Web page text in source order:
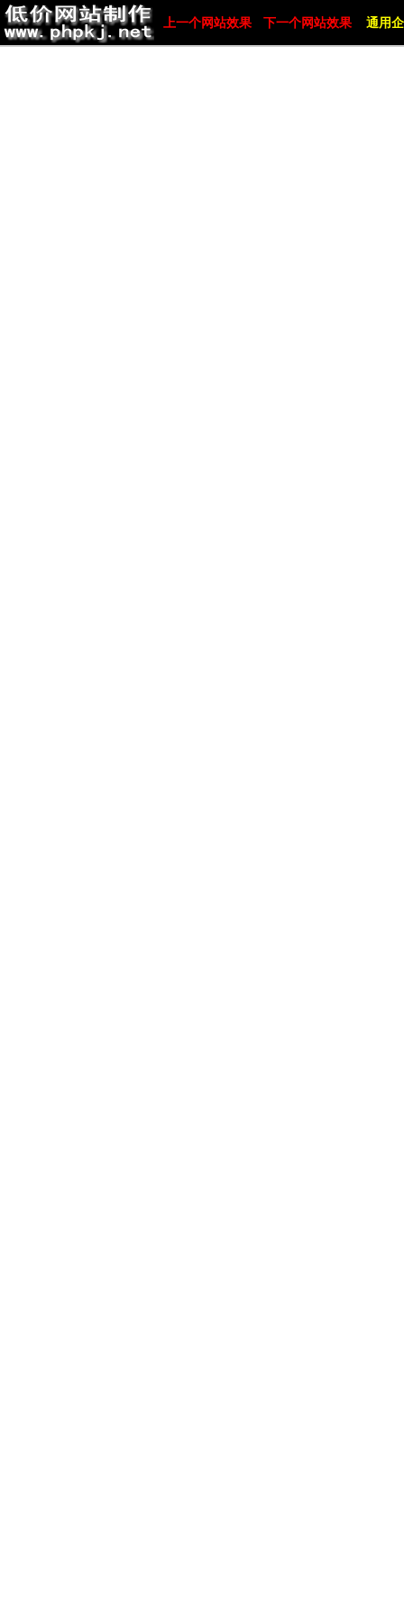
上一个网站效果 下一个网站效果 通用